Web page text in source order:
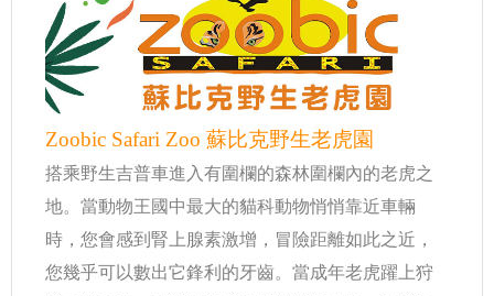
Zoobic Safari Zoo 蘇比克野生老虎園
搭乘野生吉普車進入有圍欄的森林圍欄內的老虎之
地。當動物王國中最大的貓科動物悄悄靠近車輛
時，您會感到腎上腺素激增，冒險距離如此之近，
您幾乎可以數出它鋒利的牙齒。當成年老虎躍上狩